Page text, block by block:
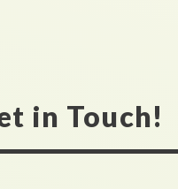
in Touch!